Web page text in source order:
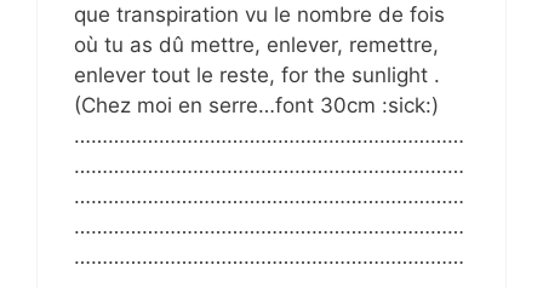
que transpiration vu le nombre de fois
où tu as dû mettre, enlever, remettre,
enlever tout le reste, for the sunlight .
(Chez moi en serre…font 30cm :sick:)
……………………………………………………………
……………………………………………………………
……………………………………………………………
……………………………………………………………
……………………………………………………………